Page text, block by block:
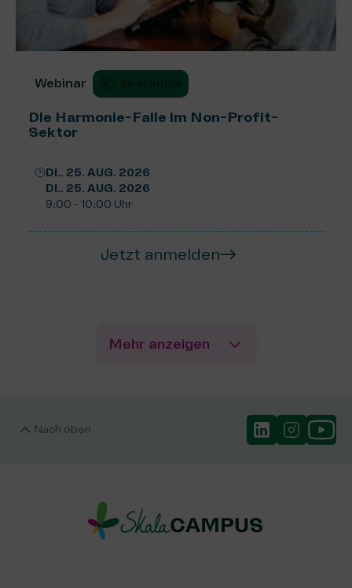
Webinar
Die Harmonie-Falle im Non-Profit-
Sektor
DI.. 25. AUG. 2026
DI.. 25. AUG. 2026
9:00 - 10:00 Uhr
Jetzt anmelden
Mehr anzeigen
Nach oben